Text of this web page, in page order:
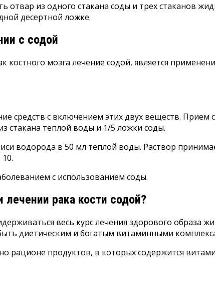
отвар из одного стакана соды и трех стаканов
десертной ложке.
с содой
мозга лечение содой, является
средств с включением этих двух веществ.
стакана теплой воды и 1/5 ложки соды.
водорода в 50 мл теплой воды. Раствор
с использованием соды.
рака кости содой?
весь курс лечения здорового образа
диетическим и богатым витаминными
рационе продуктов, в которых содержится